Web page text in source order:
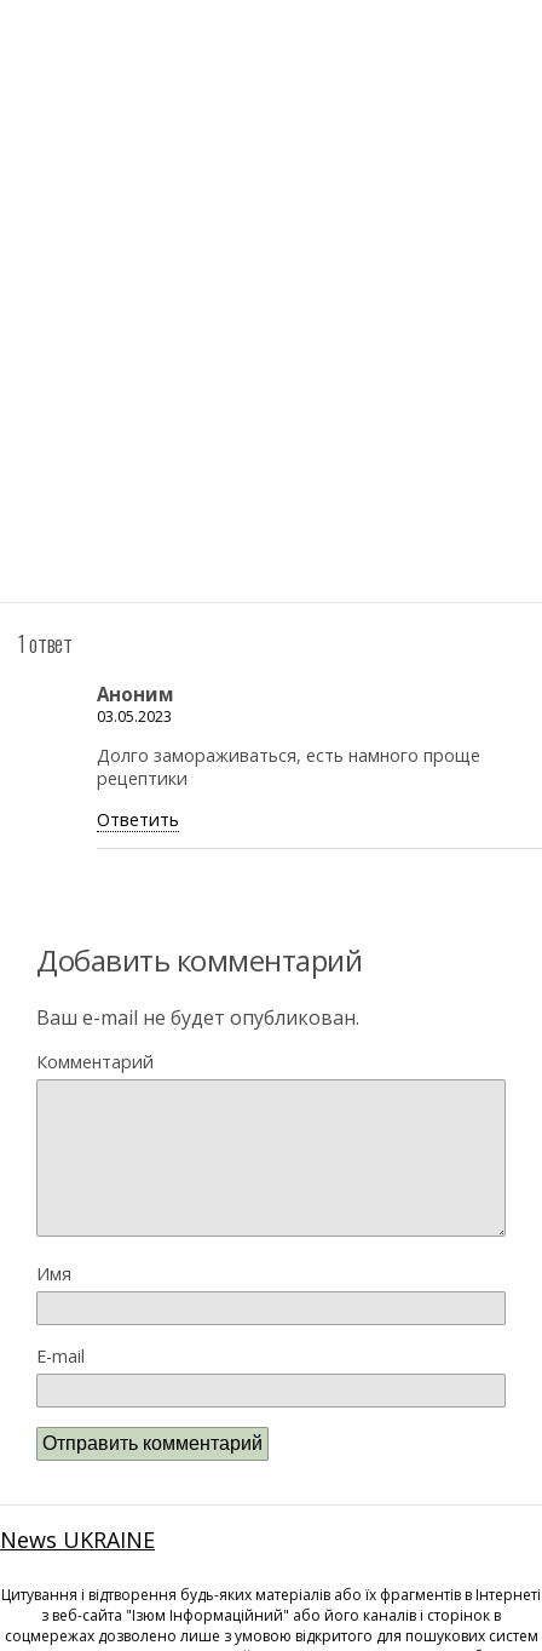
1 ответ
Аноним
03.05.2023
Долго замораживаться, есть намного проще
рецептики
Ответить
Добавить комментарий
Ваш e-mail не будет опубликован.
Комментарий
Имя
E-mail
News UKRAINE
Цитування і відтворення будь-яких матеріалів або їх фрагментів в Інтернеті
з веб-сайта "Ізюм Інформаційний" або його каналів і сторінок в
соцмережах дозволено лише з умовою відкритого для пошукових систем